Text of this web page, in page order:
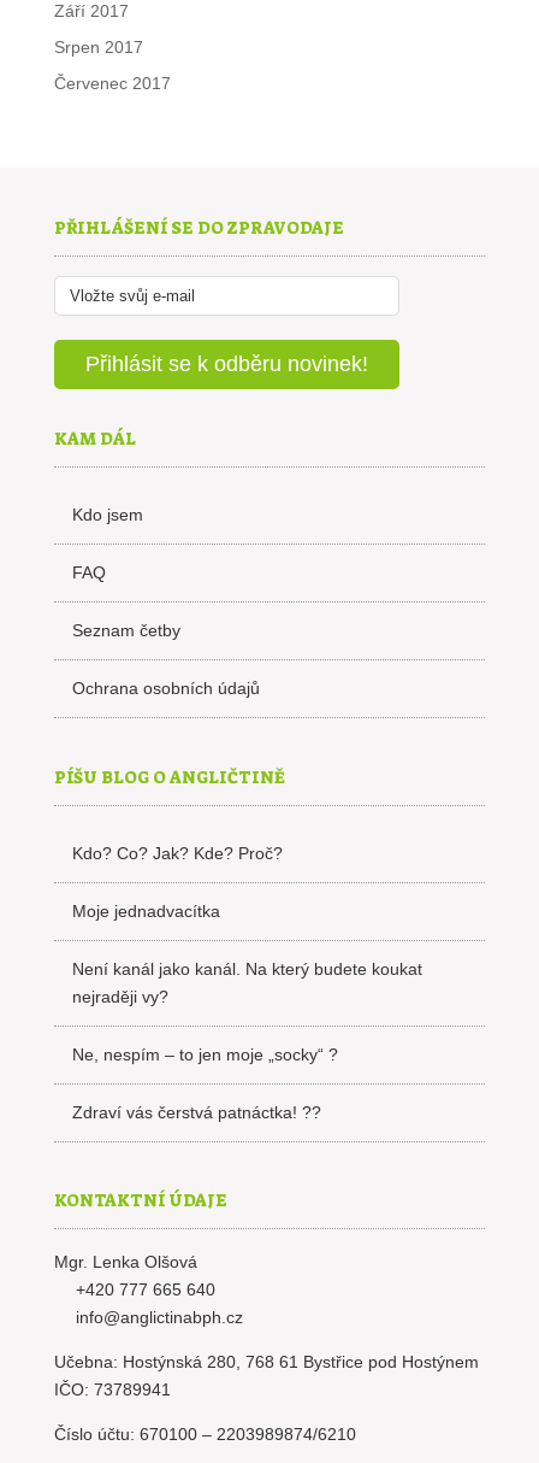
Září 2017
Srpen 2017
Červenec 2017
PŘIHLÁŠENÍ SE DO ZPRAVODAJE
KAM DÁL
Kdo jsem
FAQ
Seznam četby
Ochrana osobních údajů
PÍŠU BLOG O ANGLIČTINĚ
Kdo? Co? Jak? Kde? Proč?
Moje jednadvacítka
Není kanál jako kanál. Na který budete koukat
nejraději vy?
Ne, nespím – to jen moje „socky“ ?
Zdraví vás čerstvá patnáctka! ??
KONTAKTNÍ ÚDAJE
Mgr. Lenka Olšová
+420 777 665 640
info@anglictinabph.cz
Učebna: Hostýnská 280, 768 61 Bystřice pod Hostýnem
IČO: 73789941
Číslo účtu: 670100 – 2203989874/6210